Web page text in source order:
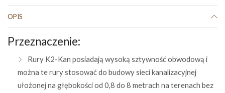
OPIS
Przeznaczenie:
Rury K2-Kan posiadają wysoką sztywność obwodową i
można te rury stosować do budowy sieci kanalizacyjnej
ułożonej na głębokości od 0,8 do 8 metrach na terenach bez